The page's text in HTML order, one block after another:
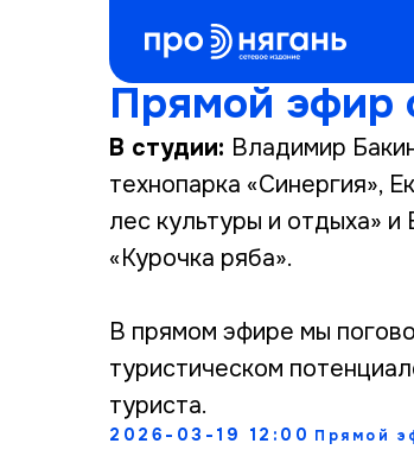
Прямой эфир
В студии: Владимир
технопарка «Синергия»,
лес культуры и отдыха»
«Курочка ряба».
В прямом эфире мы
туристическом
туриста.
2026-03-19 12:00 Прямой